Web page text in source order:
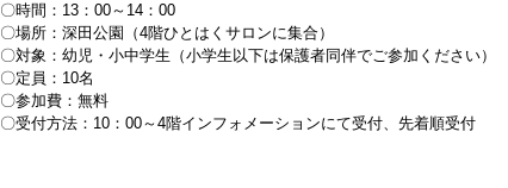
〇時間：13：00～14：00
〇場所：深田公園（4階ひとはくサロンに集合）
〇対象：幼児・小中学生（小学生以下は保護者同伴でご参加ください）
〇定員：10名
〇参加費：無料
〇受付方法：10：00～4階インフォメーションにて受付、先着順受付